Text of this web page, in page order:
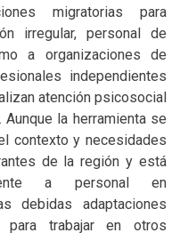
migratorias para
irregular, personal de
a organizaciones de
independientes
atención psicosocial
la herramienta se
contexto y necesidades
de la región y está
a personal en
debidas adaptaciones
trabajar en otros